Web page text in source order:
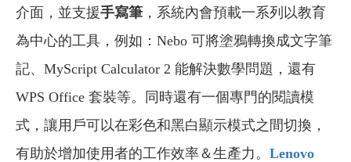
介面，並支援手寫筆 ，系統內會預載一系列以教育
為中心的工具，例如：Nebo 可將塗鴉轉換成文字筆
記、MyScript Calculator 2 能解決數學問題，還有
WPS Office 套裝等。同時還有一個專門的閱讀模
式，讓用戶可以在彩色和黑白顯示模式之間切換，
有助於增加使用者的工作效率＆生產力。 Lenovo